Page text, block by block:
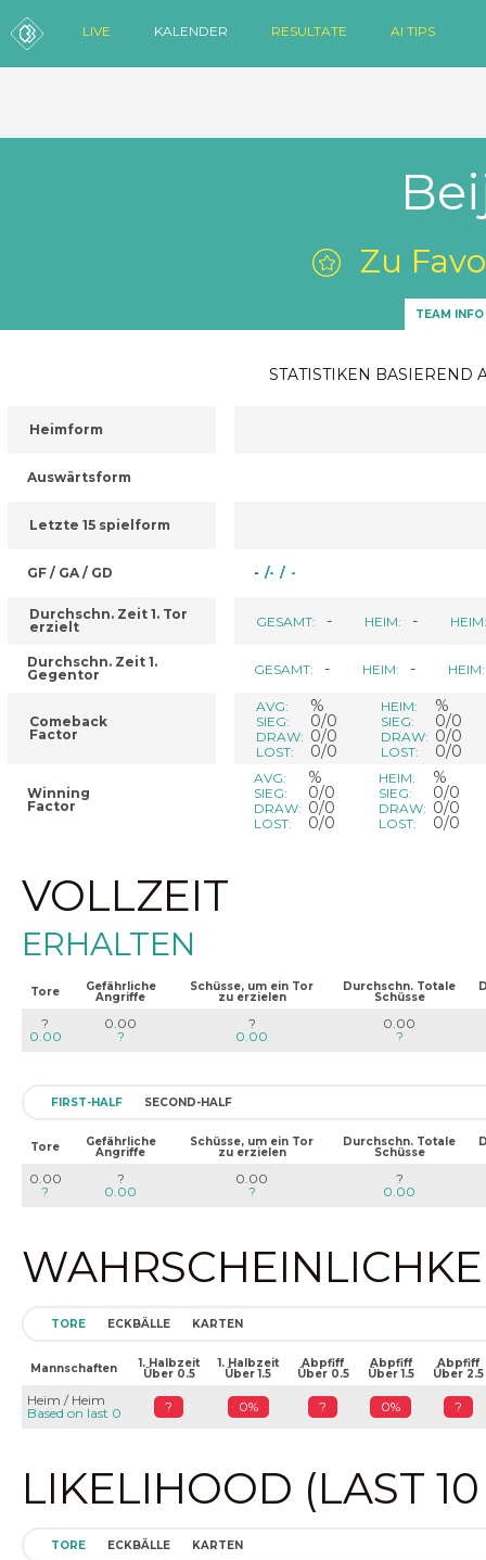
LIVE KALENDER RESULTATE AI TIPS
Zu
TEAM INFO
STATISTIKEN BASIEREND
Heimform
Auswärtsform
Letzte 15 spielform
GF / GA / GD
Durchschn. Zeit 1. Tor
erzielt
Durchschn. Zeit 1.
Gegentor
Comeback
Factor
Winning
Factor
- /- / -
GESAMT: - HEIM: - HEIM:
GESAMT: - HEIM: - HEIM:
AVG: %
SIEG: 0/0
DRAW: 0/0
LOST: 0/0
HEIM: %
SIEG: 0/0
DRAW: 0/0
LOST: 0/0
AVG: %
SIEG: 0/0
DRAW: 0/0
LOST: 0/0
HEIM: %
SIEG: 0/0
DRAW: 0/0
LOST: 0/0
VOLLZEIT
ERHALTEN
Tore Gefährliche
Angriffe
Schüsse, um ein Tor
zu erzielen
Durchschn. Totale
Schüsse
?
0.00
0.00
?
?
0.00
0.00
?
FIRST-HALF SECOND-HALF
Tore Gefährliche
Angriffe
Schüsse, um ein Tor
zu erzielen
Durchschn. Totale
Schüsse
0.00
?
?
0.00
0.00
?
?
0.00
TORE ECKBÄLLE KARTEN
Mannschaften 1. Halbzeit
Über 0.5
1. Halbzeit
Über 1.5
Abpfiff
Über 0.5
Abpfiff
Über 1.5
Abpfiff
Über 2.5
Heim / Heim
Based on last 0
? 0% ? 0% ?
LIKELIHOOD (LAST
TORE ECKBÄLLE KARTEN